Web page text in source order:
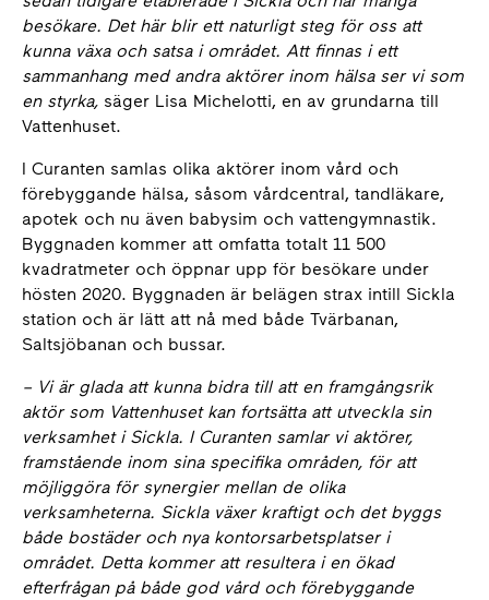
besökare. Det här blir ett naturligt steg för oss att
kunna växa och satsa i området. Att finnas i ett
sammanhang med andra aktörer inom hälsa ser vi som
en styrka, säger Lisa Michelotti, en av grundarna till
Vattenhuset.
I Curanten samlas olika aktörer inom vård och
förebyggande hälsa, såsom vårdcentral, tandläkare,
apotek och nu även babysim och vattengymnastik.
Byggnaden kommer att omfatta totalt 11 500
kvadratmeter och öppnar upp för besökare under
hösten 2020. Byggnaden är belägen strax intill Sickla
station och är lätt att nå med både Tvärbanan,
Saltsjöbanan och bussar.
– Vi är glada att kunna bidra till att en framgångsrik
aktör som Vattenhuset kan fortsätta att utveckla sin
verksamhet i Sickla. I Curanten samlar vi aktörer,
framstående inom sina specifika områden, för att
möjliggöra för synergier mellan de olika
verksamheterna. Sickla växer kraftigt och det byggs
både bostäder och nya kontorsarbetsplatser i
området. Detta kommer att resultera i en ökad
efterfrågan på både god vård och förebyggande